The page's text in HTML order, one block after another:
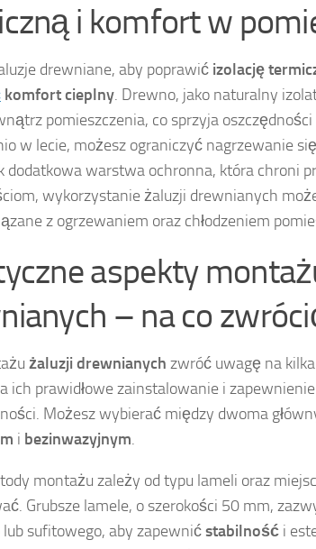
i komfort w
drewniane, aby poprawić izolację
komfort cieplny. Drewno, jako naturalny
pomieszczenia, co sprzyja
w lecie, możesz ograniczyć nagrzewanie
dodatkowa warstwa ochronna, która chroni
wykorzystanie żaluzji drewnianych
z ogrzewaniem oraz chłodzeniem
aspekty
– na co
żaluzji drewnianych zwróć uwagę na
ich prawidłowe zainstalowanie i
Możesz wybierać między dwoma
i bezinwazyjnym.
montażu zależy od typu lameli oraz
Grubsze lamele, o szerokości 50 mm,
sufitowego, aby zapewnićstabilność i